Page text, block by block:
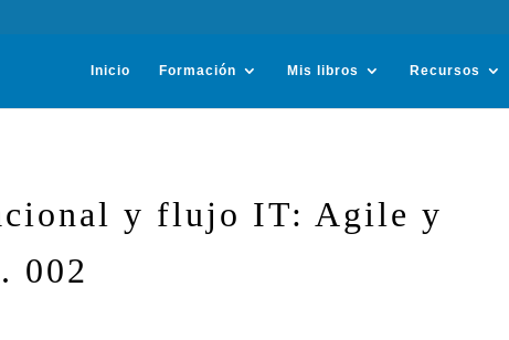
Inicio Formación Mis libros Recursos
y flujo IT: Agile y
002